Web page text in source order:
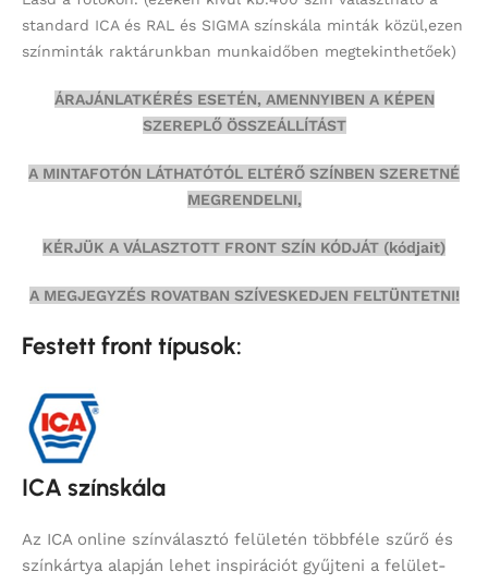
standard ICA és RAL és SIGMA színskála minták közül,ezen
színminták raktárunkban munkaidőben megtekinthetőek)
ÁRAJÁNLATKÉRÉS ESETÉN, AMENNYIBEN A KÉPEN
SZEREPLŐ ÖSSZEÁLLÍTÁST
A MINTAFOTÓN LÁTHATÓTÓL ELTÉRŐ SZÍNBEN SZERETNÉ
MEGRENDELNI,
KÉRJÜK A VÁLASZTOTT FRONT SZÍN KÓDJÁT (kódjait)
A MEGJEGYZÉS ROVATBAN SZÍVESKEDJEN FELTÜNTETNI!
Festett front típusok:
ICA színskála
Az ICA online színválasztó felületén többféle szűrő és
színkártya alapján lehet inspirációt gyűjteni a felület-